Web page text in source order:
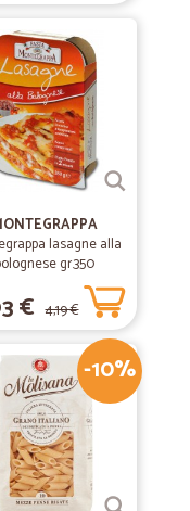
24/07/2019
lasagne alla
gr.350
€ 4,19 €
-10%